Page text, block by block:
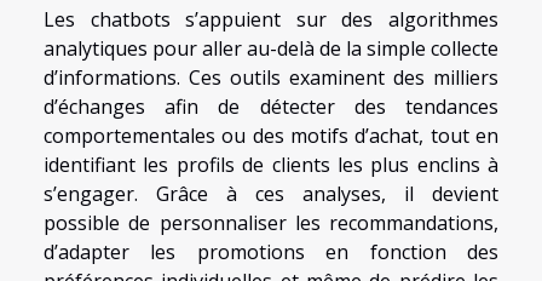
Les chatbots s’appuient sur des algorithmes
analytiques pour aller au-delà de la simple collecte
d’informations. Ces outils examinent des milliers
d’échanges afin de détecter des tendances
comportementales ou des motifs d’achat, tout en
identifiant les profils de clients les plus enclins à
s’engager. Grâce à ces analyses, il devient
possible de personnaliser les recommandations,
d’adapter les promotions en fonction des